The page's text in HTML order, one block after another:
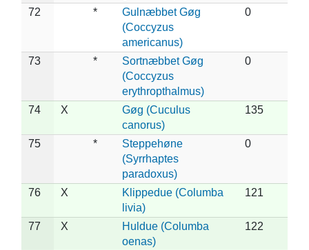
72 *
Gulnæbbet Gøg
(Coccyzus
americanus)
0
73 *
Sortnæbbet Gøg
(Coccyzus
erythropthalmus)
0
74 X
Gøg (Cuculus
canorus)
135
75 *
Steppehøne
(Syrrhaptes
paradoxus)
0
76 X
Klippedue (Columba
livia)
121
77 X
Huldue (Columba
oenas)
122